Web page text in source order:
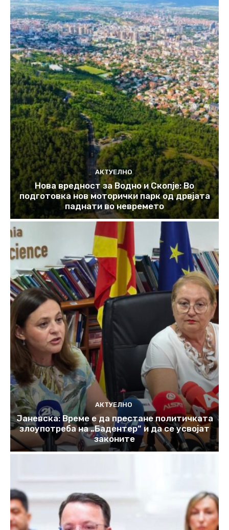
АКТУЕЛНО
Нова вредност за Водно и Скопје: Во
подготовка нов моторички парк од дрвјата
паднати во невремето
АКТУЕЛНО
Јаневска: Време е да престане политичката
злоупотреба на „Бадентер“ и да се усвојат
законите